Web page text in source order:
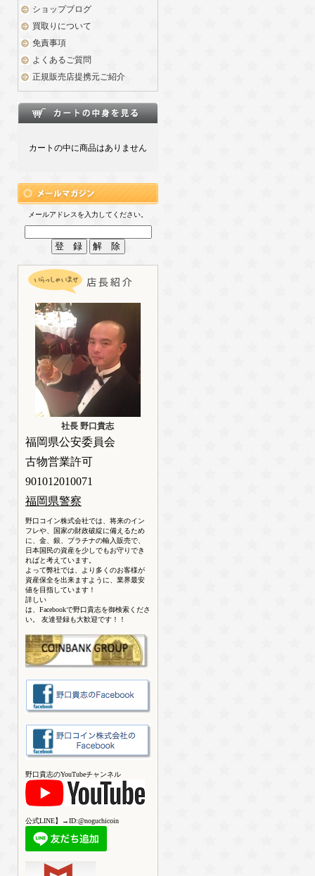
ショップブログ
買取りについて
免責事項
よくあるご質問
正規販売店提携元ご紹介
カートの中に商品はありません
メールアドレスを入力してください。
社長 野口貴志
福岡県公安委員会
古物営業許可
901012010071
福岡県警察
野口コイン株式会社では、将来のイン
フレや、国家の財政破綻に備えるため
に、金、銀、プラチナの輸入販売で、
日本国民の資産を少しでもお守りでき
ればと考えています。
よって弊社では、より多くのお客様が
資産保全を出来ますように、業界最安
値を目指しています！
詳しい
は、Facebookで野口貴志を御検索くださ
い。 友達登録も大歓迎です！！
野口貴志のYouTubeチャンネル
公式LINE】→ID:@noguchicoin